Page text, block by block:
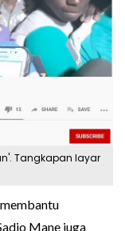
Tangkapan layar
Mane juga